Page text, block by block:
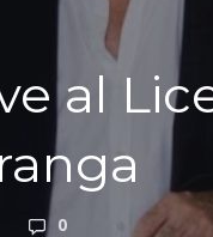
al
0